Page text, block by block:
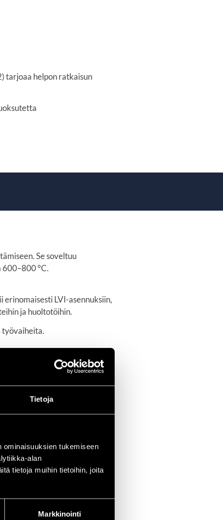
Tietoja
ominaisuuksien tukemiseen
alan
tietoja muihin tietoihin, joita
Markkinointi
tarjoaa helpon ratkaisun
Se soveltuu
°C.
erinomaisesti LVI-asennuksiin,
ja huoltotöihin.
työvaiheita.